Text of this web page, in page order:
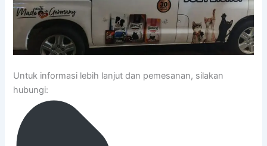
Untuk informasi lebih lanjut dan pemesanan, silakan
hubungi: